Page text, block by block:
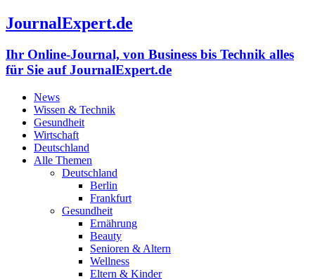
JournalExpert.de
Ihr Online-Journal, von Business bis Technik alles
für Sie auf JournalExpert.de
News
Wissen & Technik
Gesundheit
Wirtschaft
Deutschland
Alle Themen
Deutschland
Berlin
Frankfurt
Gesundheit
Ernährung
Beauty
Senioren & Altern
Wellness
Eltern & Kinder